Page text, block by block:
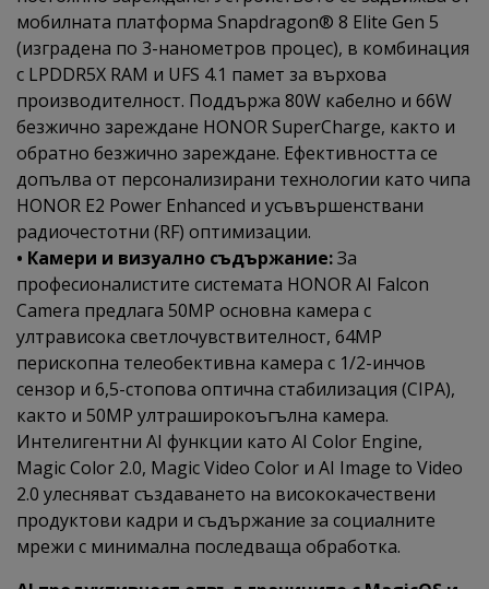
мобилната платформа Snapdragon® 8 Elite Gen 5
(изградена по 3-нанометров процес), в комбинация
с LPDDR5X RAM и UFS 4.1 памет за върхова
производителност. Поддържа 80W кабелно и 66W
безжично зареждане HONOR SuperCharge, както и
обратно безжично зареждане. Ефективността се
допълва от персонализирани технологии като чипа
HONOR E2 Power Enhanced и усъвършенствани
радиочестотни (RF) оптимизации.
• Камери и визуално съдържание:За
професионалистите системата HONOR AI Falcon
Camera предлага 50MP основна камера с
ултрависока светлочувствителност, 64MP
перископна телеобективна камера с 1/2-инчов
сензор и 6,5-стопова оптична стабилизация (CIPA),
както и 50MP ултраширокоъгълна камера.
Интелигентни AI функции като AI Color Engine,
Magic Color 2.0, Magic Video Color и AI Image to Video
2.0 улесняват създаването на висококачествени
продуктови кадри и съдържание за социалните
мрежи с минимална последваща обработка.